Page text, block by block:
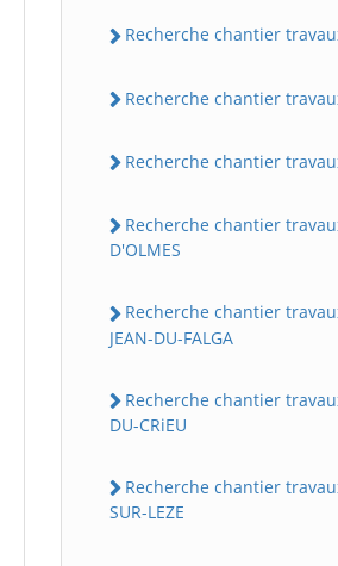
Recherche chantier
Recherche chantier
Recherche chantier
Recherche chantier
D'OLMES
Recherche chantier
JEAN-DU-FALGA
Recherche chantier
DU-CRiEU
Recherche chantier
SUR-LEZE